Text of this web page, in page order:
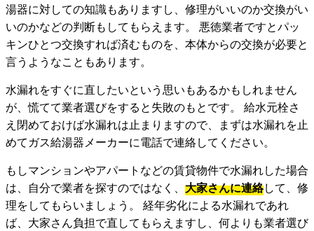
湯器に対しての知識もありますし、修理がいいのか交換がい
いのかなどの判断もしてもらえます。 悪徳業者ですとパッ
キンひとつ交換すれば済むものを、本体からの交換が必要と
言うようなこともあります。
水漏れをすぐに直したいという思いもあるかもしれません
が、慌てて業者選びをすると失敗のもとです。 給水元栓さ
え閉めておけば水漏れは止まりますので、まずは水漏れを止
めてガス給湯器メーカーに電話で連絡してください。
もしマンションやアパートなどの賃貸物件で水漏れした場合
は、自分で業者を探すのではなく、 大家さんに連絡して、修
理をしてもらいましょう。 経年劣化による水漏れであれ
ば、大家さん負担で直してもらえますし、何よりも業者選び